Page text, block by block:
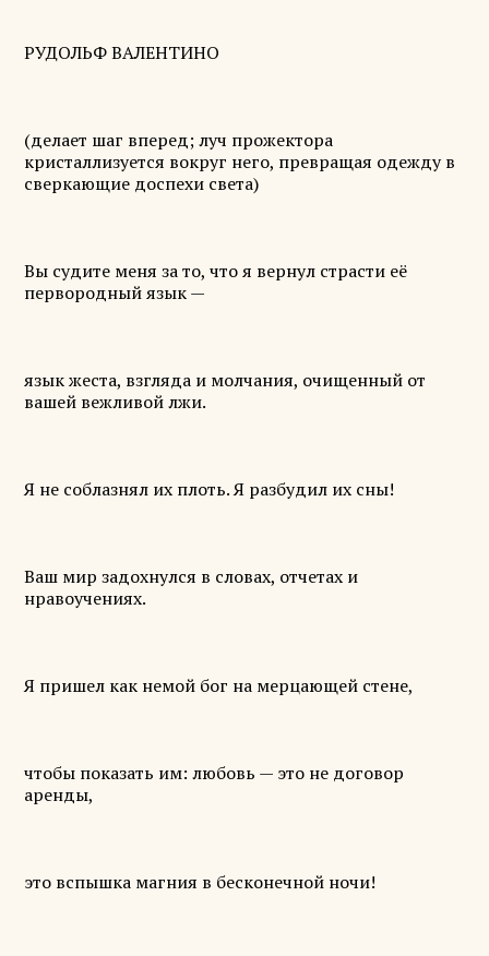
РУДОЛЬФ ВАЛЕНТИНО
(делает шаг вперед; луч прожектора
кристаллизуется вокруг него, превращая одежду в
сверкающие доспехи света)
Вы судите меня за то, что я вернул страсти её
первородный язык —
язык жеста, взгляда и молчания, очищенный от
вашей вежливой лжи.
Я не соблазнял их плоть. Я разбудил их сны!
Ваш мир задохнулся в словах, отчетах и
нравоучениях.
Я пришел как немой бог на мерцающей стене,
чтобы показать им: любовь — это не договор
аренды,
это вспышка магния в бесконечной ночи!